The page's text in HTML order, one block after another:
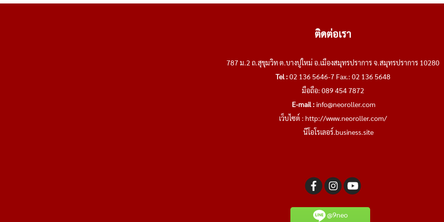
ติดต่อเรา
787 ม.2 ถ.สุขุมวิท ต.บางปูใหม่ อ.เมืองสมุทรปราการ จ.สมุทรปราการ 10280
Tel :02 136 5646-7 Fax.: 02 136 5648
มือถือ: 089 454 7872
E-mail : info@neoroller.com
เว็บไซต์ : http://www.neoroller.com/
นีโอโรเลอร์.business.site
@9neo